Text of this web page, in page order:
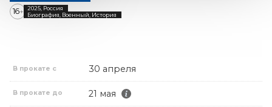
16+
2025, Россия
Биография, Военный, История
В прокате с 30 апреля
В прокате до 21 мая